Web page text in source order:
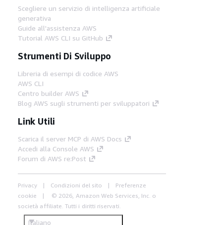
Scegliere un servizio di intelligenza artificiale
generativa
Guide all'assistenza AWS
Tutorial AWS CLI su GitHub
Strumenti Di Sviluppo
Libreria di esempi di codice AWS
AWS CLI
Centro builder AWS
Blog AWS sugli strumenti per sviluppatori
Link Utili
Scarica il server MCP di AWS Docs
Accedi alla Console AWS
Forum di AWS re:Post
Privacy Condizioni del sito
Preferenze
cookie
© 2026, Amazon Web Services, Inc. o
società affiliate. Tutti i diritti riservati.
Italiano